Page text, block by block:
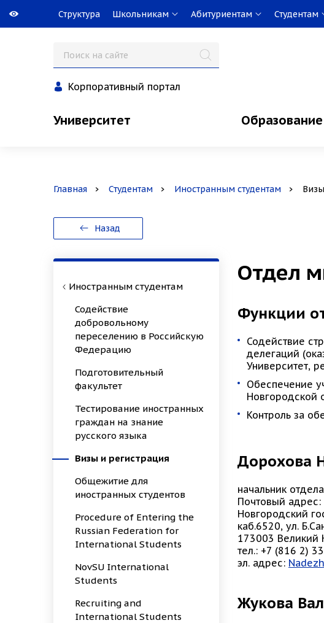
Структура Школьникам Абитуриентам Студентам
Корпоративный портал
Университет Образование
Главная Студентам Иностранным студентам
Назад
Иностранным студентам
Содействие
добровольному
переселению в Российскую
Федерацию
Подготовительный
факультет
Тестирование иностранных
граждан на знание
русского языка
Визы и регистрация
Общежитие для
иностранных студентов
Procedure of Entering the
Russian Federation for
International Students
NovSU International
Students
Recruiting and
International Students
Отдел
Функции
Содействие
делегаций
Университет,
Обеспечение
Новгородской
Контроль за
Дорохова
начальник
Почтовый адрес:
Новгородский
каб.6520, ул.
173003 Великий
тел.: +7 (816 2)
эл. адрес:
Жукова